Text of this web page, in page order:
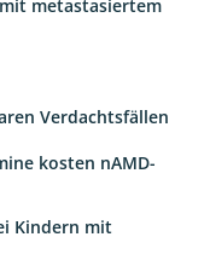
metastasiertem
Verdachtsfällen
kosten nAMD-
Kindern mit